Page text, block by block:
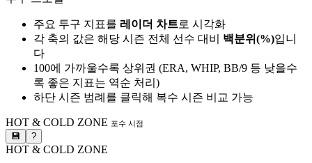
주요 투구 지표를 레이더 차트로 시각화
각 축의 값은 해당 시즌 전체 선수 대비 백분위(%)입니
다
100에 가까울수록 상위권 (ERA, WHIP, BB/9 등 낮을수
록 좋은 지표는 역순 처리)
하단 시즌 범례를 클릭해 복수 시즌 비교 가능
HOT & COLD ZONE 포수 시점
💾 ?
HOT & COLD ZONE